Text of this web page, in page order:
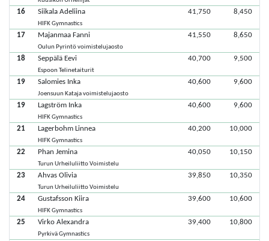
16 Siikala Adeliina
HIFK Gymnastics
41,750 8,450
17 Majanmaa Fanni
Oulun Pyrintö voimistelujaosto
41,550 8,650
18 Seppälä Eevi
Espoon Telinetaiturit
40,700 9,500
19 Salomies Inka
Joensuun Kataja voimistelujaosto
40,600 9,600
19 Lagström Inka
HIFK Gymnastics
40,600 9,600
21 Lagerbohm Linnea
HIFK Gymnastics
40,200 10,000
22 Phan Jemina
Turun Urheiluliitto Voimistelu
40,050 10,150
23 Ahvas Olivia
Turun Urheiluliitto Voimistelu
39,850 10,350
24 Gustafsson Kiira
HIFK Gymnastics
39,600 10,600
25 Virko Alexandra
Pyrkivä Gymnastics
39,400 10,800